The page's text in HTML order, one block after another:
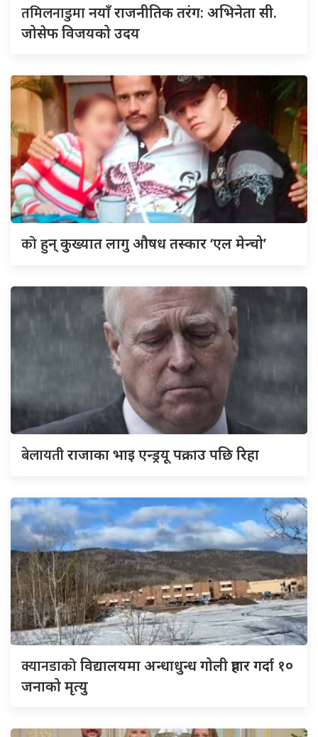
तमिलनाडुमानयाँ राजनीतिक तरंग: अभिनेता सी.
जोसेफ विजयको उदय
कोहुन् कुख्यात लागु औषध तस्कार ‘एल मेन्चो’
बेलायतीराजाका भाइ एन्ड्रयू पक्राउ पछि रिहा
क्यानडाकोविद्यालयमा अन्धाधुन्ध गोली प्रहार गर्दा १०
जनाको मृत्यु